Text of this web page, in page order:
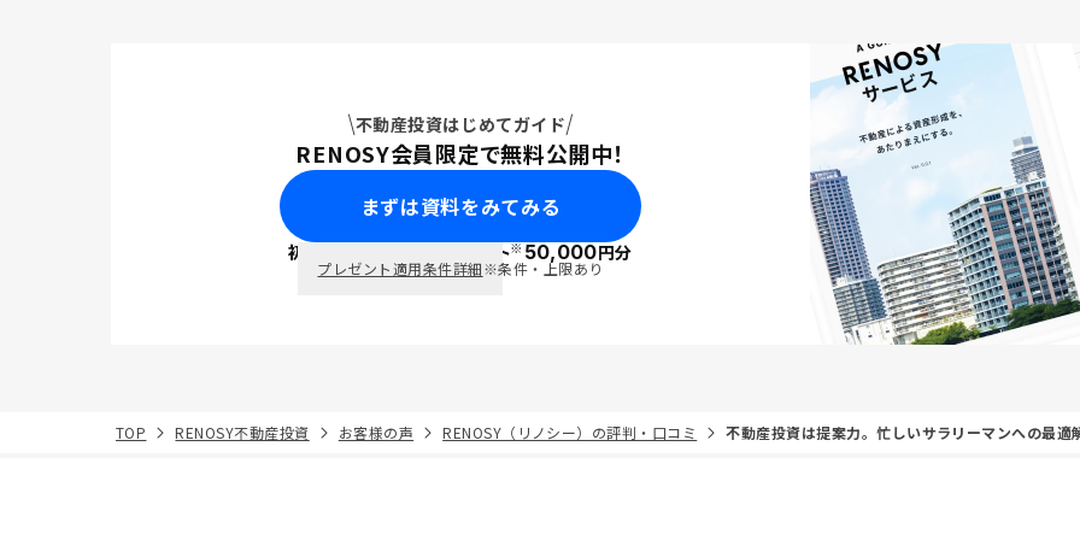
不動産投資はじめてガイド
RENOSY会員限定で無料公開中！
まずは資料をみてみる
初回面談で ポイント※50,000円分
プレゼント適用条件詳細※条件・上限あり
TOP RENOSY不動産投資 お客様の声 RENOSY（リノシー）の評判・口コミ 不動産投資は提案力。忙しいサラリーマンへの最適